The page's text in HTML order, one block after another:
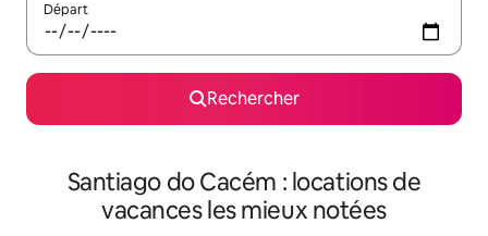
Départ
Rechercher
Santiago do Cacém : locations de
vacances les mieux notées